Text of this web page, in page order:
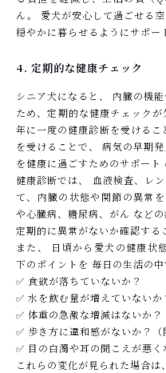
ん。 愛犬が安心して過ごせる
穏やかに暮らせるようにサポー
4. 定期的な健康チェック
シニア犬になると、 内臓の機
ため、定期的な健康チェック
年に一度の健康診断を受ける
を受けることで、 病気の早期
を健康に過ごすためのサポート
健康診断では、 血液検査、レ
て、内臓の状態や関節の異常
や心臓病、糖尿病、がん など
定期的に異常がないか確認する
また、 日頃から愛犬の健康状
下のポイントを 毎日の生活の
✅ 食欲が落ちていないか？
✅ 水を飲む量が増えていないか
✅ 体重の急激な増減はないか？
✅ 歩き方に違和感がないか？（
✅ 目の白濁や耳の聞こえが悪く
これらの変化が見られた場合